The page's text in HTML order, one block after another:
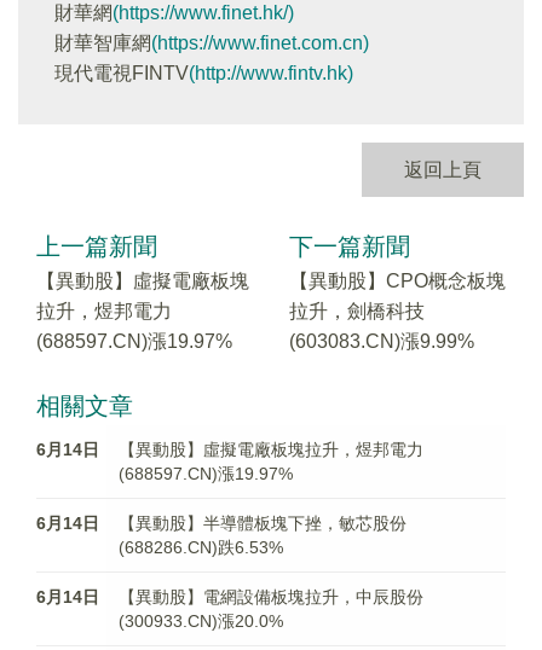
財華網(https://www.finet.hk/)
財華智庫網(https://www.finet.com.cn)
現代電視FINTV(http://www.fintv.hk)
返回上頁
上一篇新聞
【異動股】虛擬電廠板塊
拉升，煜邦電力
(688597.CN)漲19.97%
下一篇新聞
【異動股】CPO概念板塊
拉升，劍橋科技
(603083.CN)漲9.99%
相關文章
6月14日
【異動股】虛擬電廠板塊拉升，煜邦電力
(688597.CN)漲19.97%
6月14日
【異動股】半導體板塊下挫，敏芯股份
(688286.CN)跌6.53%
6月14日
【異動股】電網設備板塊拉升，中辰股份
(300933.CN)漲20.0%